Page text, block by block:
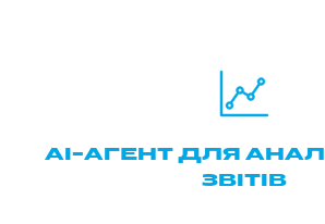
AI-АГЕНТ ДЛЯ
ЗВІТІВ